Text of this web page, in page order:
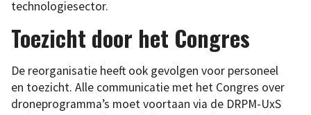
technologiesector.
Toezicht door het Congres
De reorganisatie heeft ook gevolgen voor personeel
en toezicht. Alle communicatie met het Congres over
droneprogramma’s moet voortaan via de DRPM-UxS